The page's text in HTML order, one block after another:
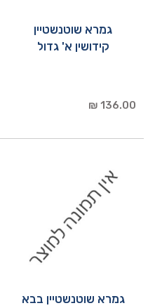
גמרא שוטנשטיין
קידושין א' גדול
136.00 ₪
גמרא שוטנשטיין בבא